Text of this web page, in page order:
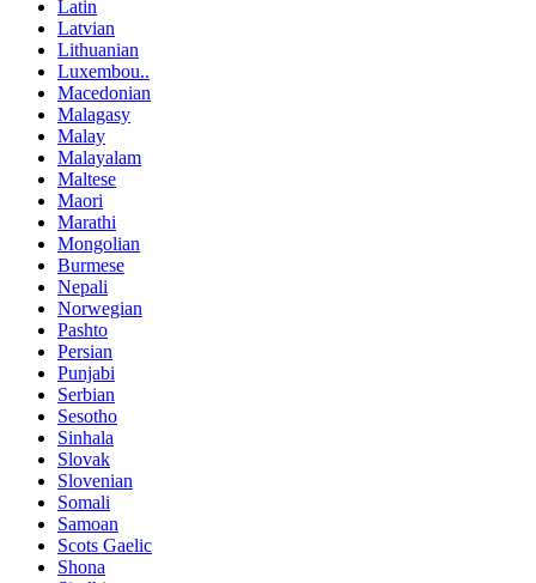
Latin
Latvian
Lithuanian
Luxembou..
Macedonian
Malagasy
Malay
Malayalam
Maltese
Maori
Marathi
Mongolian
Burmese
Nepali
Norwegian
Pashto
Persian
Punjabi
Serbian
Sesotho
Sinhala
Slovak
Slovenian
Somali
Samoan
Scots Gaelic
Shona